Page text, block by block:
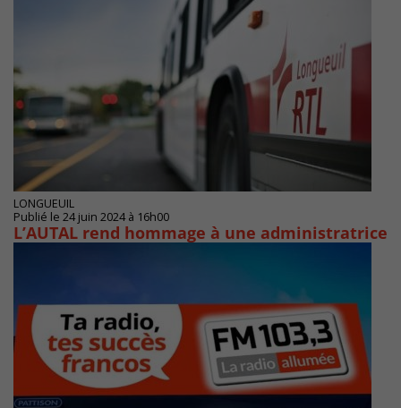
LONGUEUIL
Publié le 24 juin 2024 à 16h00
L’AUTAL rend hommage à une administratrice